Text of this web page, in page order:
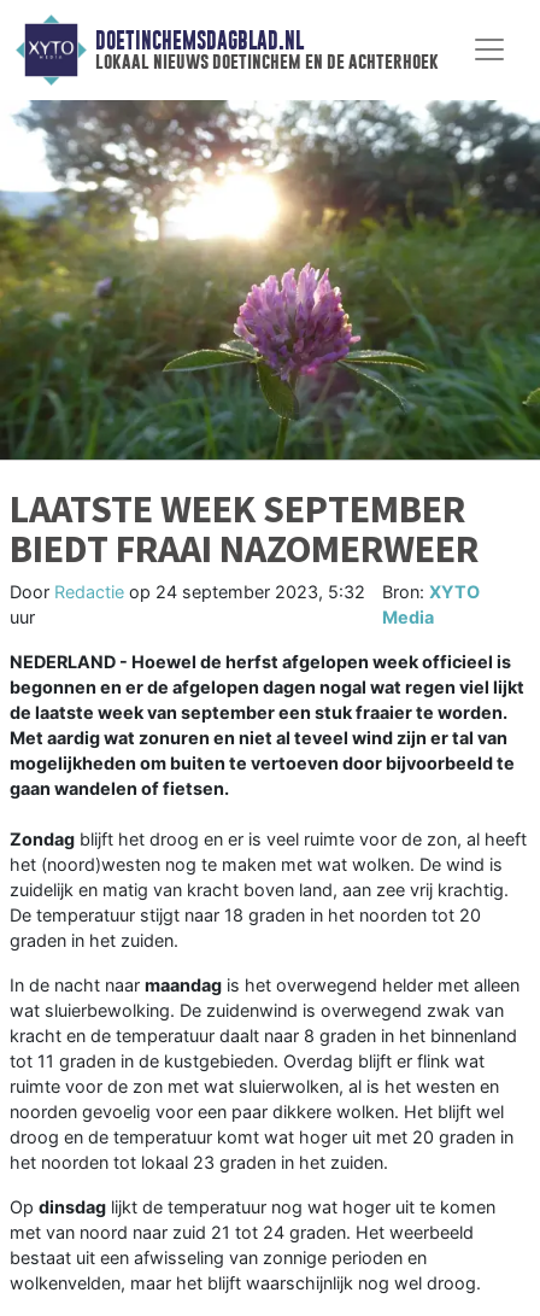
DOETINCHEMSDAGBLAD.NL
lokaal nieuws doetinchem en de achterhoek
LAATSTE WEEK SEPTEMBER
BIEDT FRAAI NAZOMERWEER
Door Redactie op 24 september 2023, 5:32
uur
Bron:XYTO
Media
NEDERLAND - Hoewel de herfst afgelopen week officieel is
begonnen en er de afgelopen dagen nogal wat regen viel lijkt
de laatste week van september een stuk fraaier te worden.
Met aardig wat zonuren en niet al teveel wind zijn er tal van
mogelijkheden om buiten te vertoeven door bijvoorbeeld te
gaan wandelen of fietsen.
Zondag blijft het droog en er is veel ruimte voor de zon, al heeft
het (noord)westen nog te maken met wat wolken. De wind is
zuidelijk en matig van kracht boven land, aan zee vrij krachtig.
De temperatuur stijgt naar 18 graden in het noorden tot 20
graden in het zuiden.
In de nacht naar maandag is het overwegend helder met alleen
wat sluierbewolking. De zuidenwind is overwegend zwak van
kracht en de temperatuur daalt naar 8 graden in het binnenland
tot 11 graden in de kustgebieden. Overdag blijft er flink wat
ruimte voor de zon met wat sluierwolken, al is het westen en
noorden gevoelig voor een paar dikkere wolken. Het blijft wel
droog en de temperatuur komt wat hoger uit met 20 graden in
het noorden tot lokaal 23 graden in het zuiden.
Op dinsdag lijkt de temperatuur nog wat hoger uit te komen
met van noord naar zuid 21 tot 24 graden. Het weerbeeld
bestaat uit een afwisseling van zonnige perioden en
wolkenvelden, maar het blijft waarschijnlijk nog wel droog.